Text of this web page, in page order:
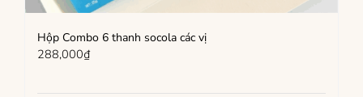
Hộp Combo 6 thanh socola các vị
288,000₫